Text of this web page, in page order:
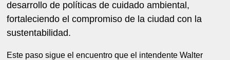
desarrollo de políticas de cuidado ambiental,
fortaleciendo el compromiso de la ciudad con la
sustentabilidad.
Este paso sigue el encuentro que el intendente Walter